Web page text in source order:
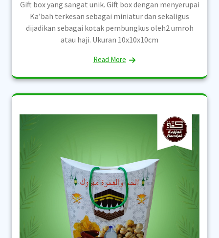
Gift box yang sangat unik. Gift box dengan menyerupai
Ka’bah terkesan sebagai miniatur dan sekaligus
dijadikan sebagai kotak pembungkus oleh2 umroh
atau haji. Ukuran 10x10x10cm
Read More